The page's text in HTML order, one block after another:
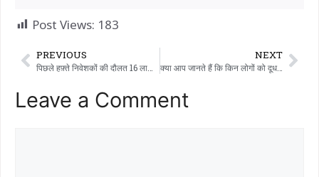
Post Views: 183
PREVIOUS NEXT
क्या आप जानते हैं कि किन लोगों को दूध पीने से बचना चाहिए?
Leave a Comment